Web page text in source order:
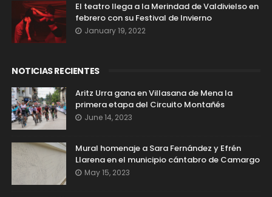
El teatro llega a la Merindad de Valdivielso en
febrero con su Festival de Invierno
January 19, 2022
NOTICIAS RECIENTES
Aritz Urra gana en Villasana de Mena la
primera etapa del Circuito Montañés
June 14, 2023
Mural homenaje a Sara Fernández y Efrén
Llarena en el municipio cántabro de Camargo
May 15, 2023